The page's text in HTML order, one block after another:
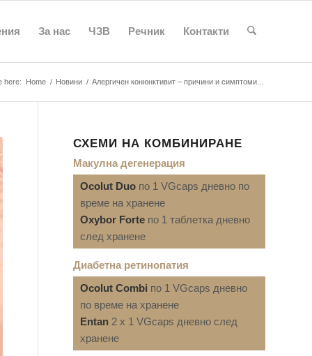
За нас ЧЗВ Речник Контакти
here: Home / Новини / Алергичен конюнктивит – причини и симптоми...
СХЕМИ НА КОМБИНИРАНЕ
Макулна дегенерация
Ocolut Duo по 1 VGcaps дневно по
време на хранене
Oxybor Forte по 1 таблетка дневно
след хранене
Диабетна ретинопатия
Ocolut Combi по 1 VGcaps дневно
по време на хранене
Entan 2 x 1 VGcaps дневно след
хранене